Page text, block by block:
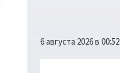
6 августа 2026 в 00:52